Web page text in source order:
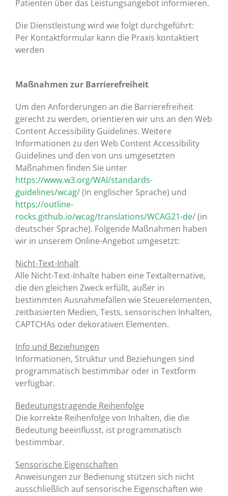
Patienten über das Leistungsangebot informieren.
Die Dienstleistung wird wie folgt durchgeführt:
Per Kontaktformular kann die Praxis kontaktiert
werden
Maßnahmen zur Barrierefreiheit
Um den Anforderungen an die Barrierefreiheit
gerecht zu werden, orientieren wir uns an den Web
Content Accessibility Guidelines. Weitere
Informationen zu den Web Content Accessibility
Guidelines und den von uns umgesetzten
Maßnahmen finden Sie unter
https://www.w3.org/WAI/standards-
guidelines/wcag/(in englischer Sprache) und
https://outline-
rocks.github.io/wcag/translations/WCAG21-de/(in
deutscher Sprache). Folgende Maßnahmen haben
wir in unserem Online-Angebot umgesetzt:
Nicht-Text-Inhalt
Alle Nicht-Text-Inhalte haben eine Textalternative,
die den gleichen Zweck erfüllt, außer in
bestimmten Ausnahmefällen wie Steuerelementen,
zeitbasierten Medien, Tests, sensorischen Inhalten,
CAPTCHAs oder dekorativen Elementen.
Info und Beziehungen
Informationen, Struktur und Beziehungen sind
programmatisch bestimmbar oder in Textform
verfügbar.
Bedeutungstragende Reihenfolge
Die korrekte Reihenfolge von Inhalten, die die
Bedeutung beeinflusst, ist programmatisch
bestimmbar.
Sensorische Eigenschaften
Anweisungen zur Bedienung stützen sich nicht
ausschließlich auf sensorische Eigenschaften wie